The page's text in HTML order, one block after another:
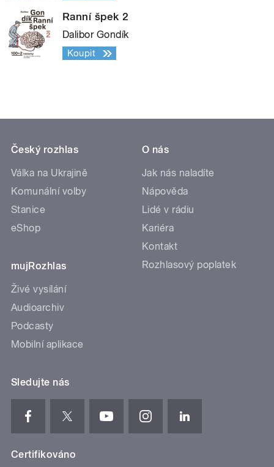
Ranní špek 2
Dalibor Gondík
Koupit
Český rozhlas
Válka na Ukrajině
Komunální volby
Stanice
eShop
mujRozhlas
Živé vysílání
Audioarchiv
Podcasty
Mobilní aplikace
O nás
Jak nás naladíte
Nápověda
Lidé v rádiu
Kariéra
Kontakt
Rozhlasový poplatek
Sledujte nás
Certifikováno